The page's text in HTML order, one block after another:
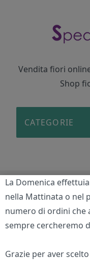
Vendita fiori
Shop
CATEGORIE
Fantasia
Home / Amicizia /
La Domenica
nella Mattinata o nel
numero di ordini che
sempre cercheremo
Grazie per aver